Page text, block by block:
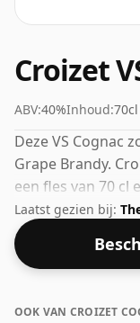
Croizet
ABV:40%Inhoud:70cl
Deze VS Cognac
Grape Brandy.
een fles van 70 cl
Laatst gezien bij:
OOK VAN CROIZET